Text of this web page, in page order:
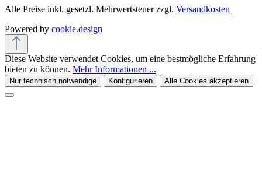
Alle Preise inkl. gesetzl. Mehrwertsteuer zzgl. Versandkosten
Powered by cookie.design
Diese Website verwendet Cookies, um eine bestmögliche Erfahrung
bieten zu können. Mehr Informationen ...
Nur technisch notwendige Konfigurieren Alle Cookies akzeptieren